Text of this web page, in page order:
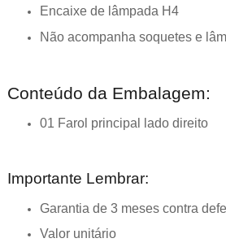
Encaixe de lâmpada H4
Não acompanha soquetes e
Conteúdo da Embalagem:
01 Farol principal lado direito
Importante Lembrar:
Garantia de 3 meses contra
Valor unitário